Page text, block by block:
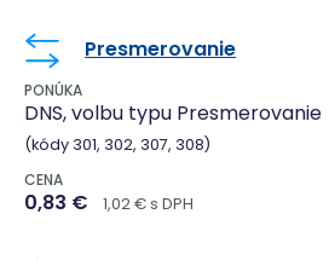
Presmerovanie
PONÚKA
DNS, volbu typu Presmerovanie
(kódy 301, 302, 307, 308)
CENA
0,83 € 1,02 € s DPH